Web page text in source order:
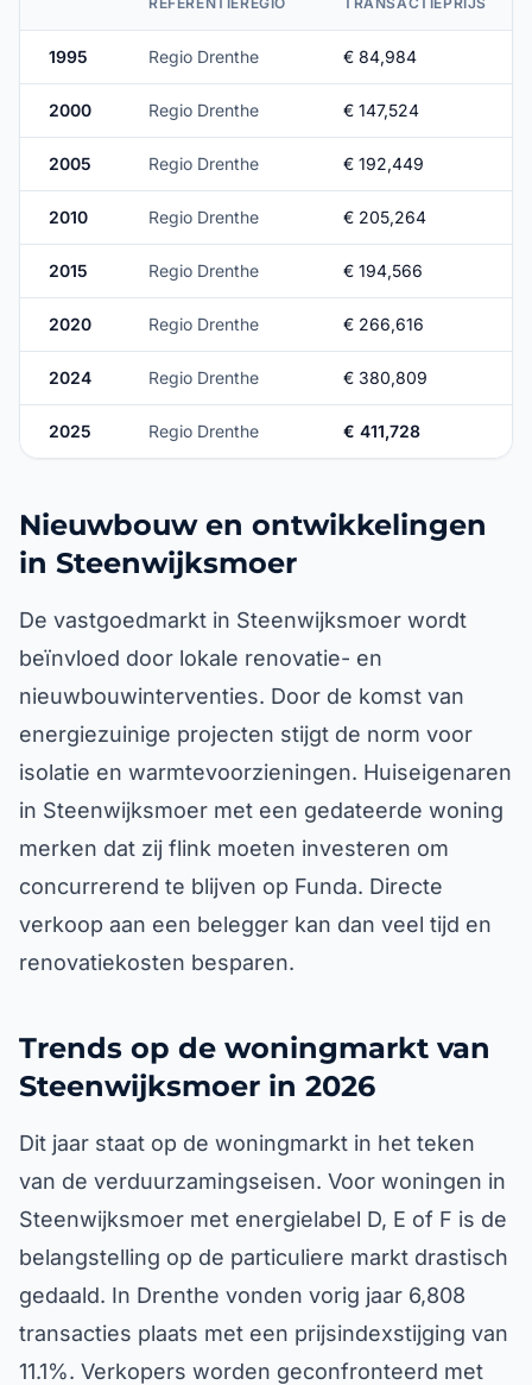
1995 Regio Drenthe € 84,984
2000 Regio Drenthe € 147,524
2005 Regio Drenthe € 192,449
2010 Regio Drenthe € 205,264
2015 Regio Drenthe € 194,566
2020 Regio Drenthe € 266,616
2024 Regio Drenthe € 380,809
2025 Regio Drenthe € 411,728
Nieuwbouw en ontwikkelingen
in Steenwijksmoer
De vastgoedmarkt in Steenwijksmoer wordt
beïnvloed door lokale renovatie- en
nieuwbouwinterventies. Door de komst van
energiezuinige projecten stijgt de norm voor
isolatie en warmtevoorzieningen. Huiseigenaren
in Steenwijksmoer met een gedateerde woning
merken dat zij flink moeten investeren om
concurrerend te blijven op Funda. Directe
verkoop aan een belegger kan dan veel tijd en
renovatiekosten besparen.
Trends op de woningmarkt van
Steenwijksmoer in 2026
Dit jaar staat op de woningmarkt in het teken
van de verduurzamingseisen. Voor woningen in
Steenwijksmoer met energielabel D, E of F is de
belangstelling op de particuliere markt drastisch
gedaald. In Drenthe vonden vorig jaar 6,808
transacties plaats met een prijsindexstijging van
11.1%. Verkopers worden geconfronteerd met